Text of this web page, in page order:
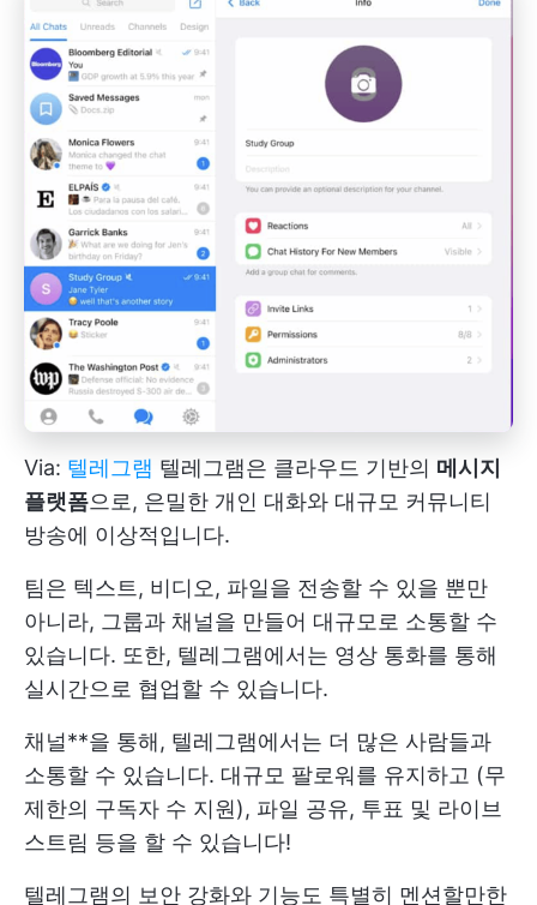
Via: 텔레그램 텔레그램은 클라우드 기반의 메시지
플랫폼으로, 은밀한 개인 대화와 대규모 커뮤니티
방송에 이상적입니다.
팀은 텍스트, 비디오, 파일을 전송할 수 있을 뿐만
아니라, 그룹과 채널을 만들어 대규모로 소통할 수
있습니다. 또한, 텔레그램에서는 영상 통화를 통해
실시간으로 협업할 수 있습니다.
채널**을 통해, 텔레그램에서는 더 많은 사람들과
소통할 수 있습니다. 대규모 팔로워를 유지하고 (무
제한의 구독자 수 지원), 파일 공유, 투표 및 라이브
스트림 등을 할 수 있습니다!
텔레그램의 보안 강화와 기능도 특별히 멘션할만한